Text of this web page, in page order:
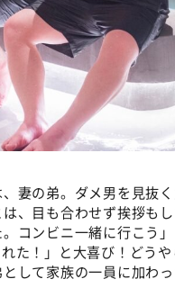
妻の弟。ダメ男を見抜
、目も合わせず挨拶も
コンビニ一緒に行こう
た！」と大喜び！どう
して家族の一員に加わっ